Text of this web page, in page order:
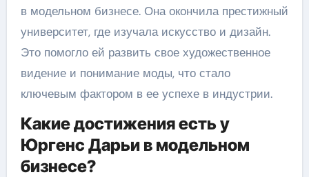
в модельном бизнесе. Она окончила престижный
университет, где изучала искусство и дизайн.
Это помогло ей развить свое художественное
видение и понимание моды, что стало
ключевым фактором в ее успехе в индустрии.
Какие достижения есть у
Юргенс Дарьи в модельном
бизнесе?